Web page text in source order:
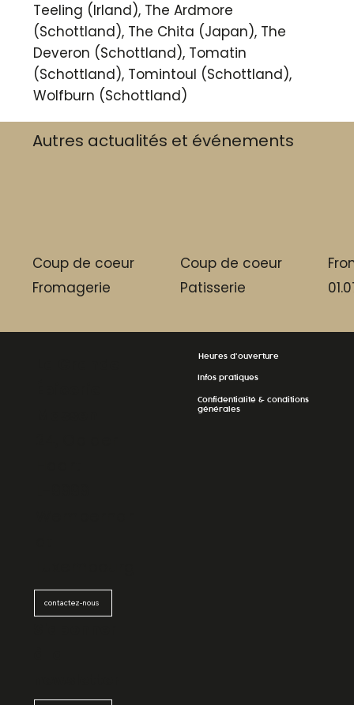
Teeling (Irland), The Ardmore
(Schottland), The Chita (Japan), The
Deveron (Schottland), Tomatin
(Schottland), Tomintoul (Schottland),
Wolfburn (Schottland)
Autres actualités et événements
Coup de coeur
Fromagerie
Coup de coeur
Patisserie
contactez-nous
Heures d'ouverture
Infos pratiques
Confidentialité & conditions
générales